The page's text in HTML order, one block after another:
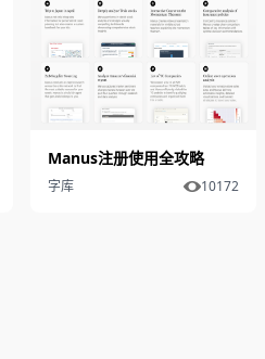
实用字效设计全解析
​Manus注册使用全攻略
字库 10172